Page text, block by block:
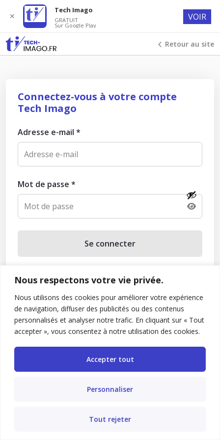
Nous respectons votre vie privée.
Nous utilisons des cookies pour améliorer votre expérience
de navigation, diffuser des publicités ou des contenus
personnalisés et analyser notre trafic. En cliquant sur « Tout
accepter », vous consentez à notre utilisation des cookies.
Personnaliser
Tout rejeter
Accepter tout
Retour au site
Connectez-vous à votre compte
Tech Imago
Adresse e-mail *
Mot de passe *
Se connecter
Mot de passe oublié ?
Vous n’avez pas de compte ? Inscrivez-vous
✕
Tech Imago
GRATUIT
Sur Google Play
VOIR